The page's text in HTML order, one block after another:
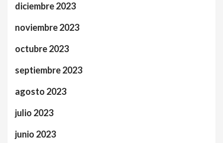
diciembre 2023
noviembre 2023
octubre 2023
septiembre 2023
agosto 2023
julio 2023
junio 2023